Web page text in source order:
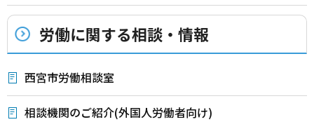
労働に関する相談・情報
西宮市労働相談室
相談機関のご紹介(外国人労働者向け)